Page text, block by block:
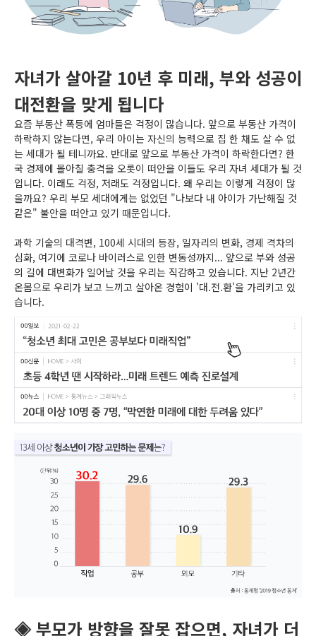
자녀가 살아갈 10년 후 미래, 부와 성공이
대전환을 맞게 됩니다
요즘 부동산 폭등에 엄마들은 걱정이 많습니다. 앞으로 부동산 가격이
하락하지 않는다면, 우리 아이는 자신의 능력으로 집 한 채도 살 수 없
는 세대가 될 테니까요. 반대로 앞으로 부동산 가격이 하락한다면? 한
국 경제에 몰아칠 충격을 오롯이 떠안을 이들도 우리 자녀 세대가 될 것
입니다. 이래도 걱정, 저래도 걱정입니다. 왜 우리는 이렇게 걱정이 많
을까요? 우리 부모 세대에게는 없었던 "나보다 내 아이가 가난해질 것
같은" 불안을 떠안고 있기 때문입니다.
과학 기술의 대격변, 100세 시대의 등장, 일자리의 변화, 경제 격차의
심화, 여기에 코로나 바이러스로 인한 변동성까지... 앞으로 부와 성공
의 길에 대변화가 일어날 것을 우리는 직감하고 있습니다. 지난 2년간
온몸으로 우리가 보고 느끼고 살아온 경험이 '대.전.환'을 가리키고 있
습니다.
◈ 부모가 방향을 잘못 잡으면, 자녀가 더